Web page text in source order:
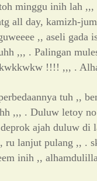
minggu inih lah ,,,
all day, kamizh-
,, aseli gada
,,, . Palingan
!!!! ,,, .
tuh ,,
,,, . Duluw letoy
ajah duluw di
ru lanjut pulang ,, .
inih ,,